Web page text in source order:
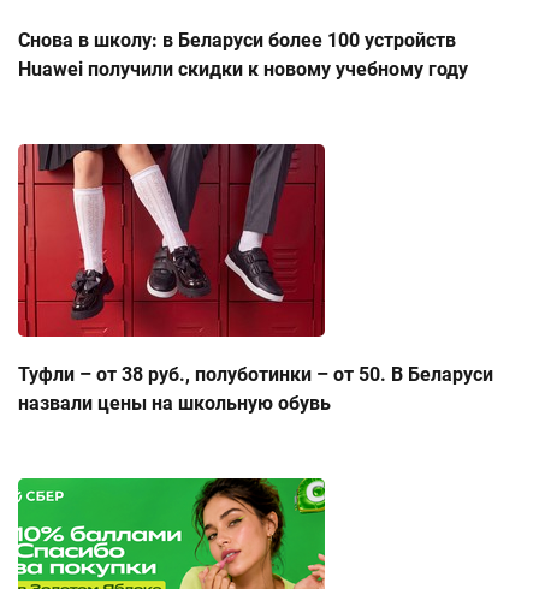
Снова в школу: в Беларуси более 100 устройств
Huawei получили скидки к новому учебному году
Туфли – от 38 руб., полуботинки – от 50. В Беларуси
назвали цены на школьную обувь